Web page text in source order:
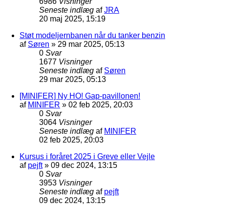
Seneste indlæg afJRA
20 maj 2025, 15:19
Støt modeljernbanen når du tanker benzin
af Søren » 29 mar 2025, 05:13
0 Svar
1677 Visninger
Seneste indlæg af Søren
29 mar 2025, 05:13
[MINIFER] Ny HO! Gap-pavillonen!
af MINIFER » 02 feb 2025, 20:03
0 Svar
3064 Visninger
Seneste indlæg af MINIFER
02 feb 2025, 20:03
Kursus i foråret 2025 i Greve eller Vejle
af pejft» 09 dec 2024, 13:15
0 Svar
3953 Visninger
Seneste indlæg af pejft
09 dec 2024, 13:15